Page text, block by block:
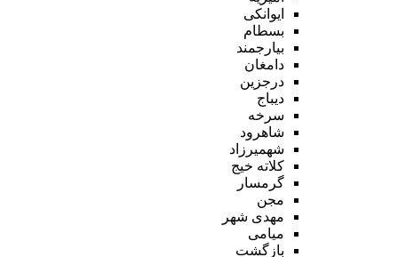
ایوانکی
بسطام
بیارجمند
دامغان
درجزین
دیباج
سرخه
شاهرود
شهمیرزاد
کلاته خیج
گرمسار
مجن
مهدی شهر
میامی
بازگشت